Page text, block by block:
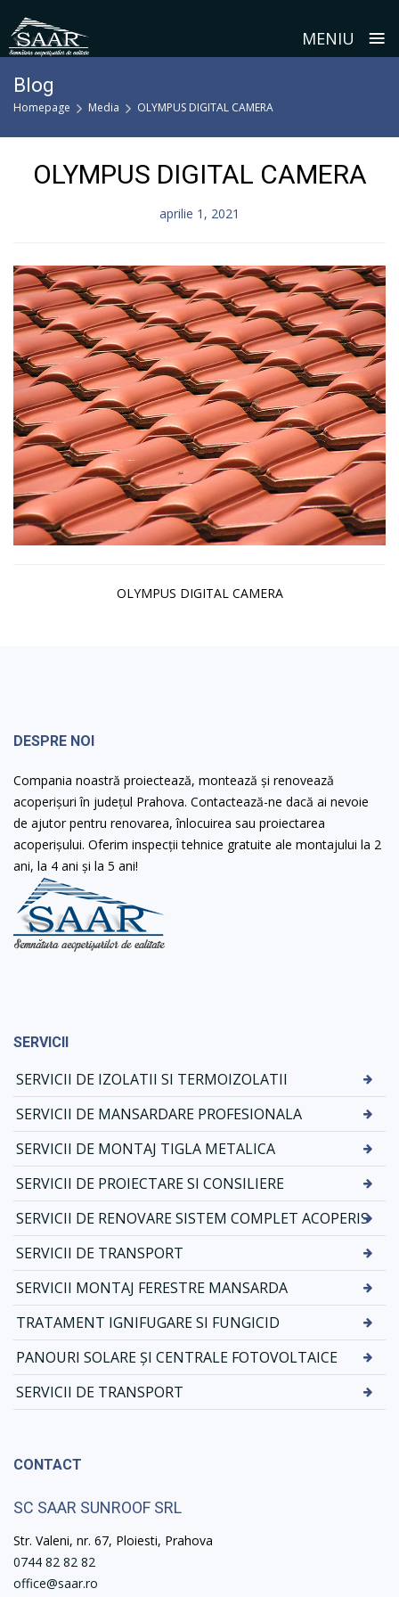
MENIU ≡
content
Blog
Homepage Media OLYMPUS DIGITAL CAMERA
OLYMPUS DIGITAL CAMERA
aprilie 1, 2021
OLYMPUS DIGITAL CAMERA
DESPRE NOI
Compania noastră proiectează, montează și renovează
acoperișuri în județul Prahova. Contactează-ne dacă ai nevoie
de ajutor pentru renovarea, înlocuirea sau proiectarea
acoperișului. Oferim inspecții tehnice gratuite ale montajului la 2
ani, la 4 ani și la 5 ani!
SERVICII
SERVICII DE IZOLATII SI TERMOIZOLATII
SERVICII DE MANSARDARE PROFESIONALA
SERVICII DE MONTAJ TIGLA METALICA
SERVICII DE PROIECTARE SI CONSILIERE
SERVICII DE RENOVARE SISTEM COMPLET ACOPERIS
SERVICII DE TRANSPORT
SERVICII MONTAJ FERESTRE MANSARDA
TRATAMENT IGNIFUGARE SI FUNGICID
PANOURI SOLARE ȘI CENTRALE FOTOVOLTAICE
SERVICII DE TRANSPORT
CONTACT
SC SAAR SUNROOF SRL
Str. Valeni, nr. 67, Ploiesti, Prahova
0744 82 82 82
office@saar.ro